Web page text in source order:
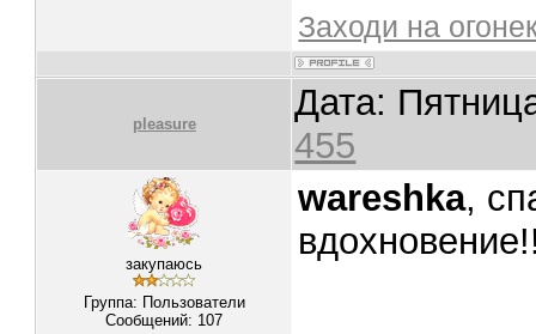
Заходи на
pleasure
Дата:
455
закупаюсь
Группа: Пользователи
Сообщений: 107
wareshka,